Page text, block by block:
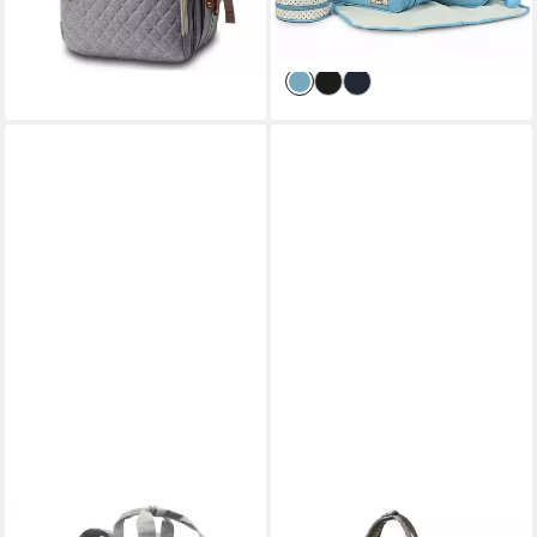
und Papa, 16 Taschen),
Mommy Bag
lieferbar - in 3-4 Werktagen bei dir
Umhängetasche &
Reisetasche,
Krankenhaustasche für
Geburt, Mama Papa
-42%
EMADELE